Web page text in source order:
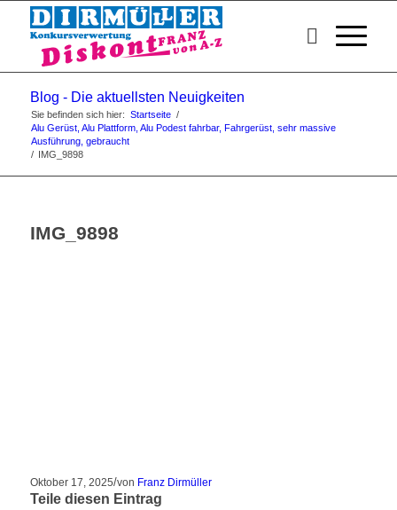
Blog - Die aktuellsten Neuigkeiten
Sie befinden sich hier: Startseite /
Alu Gerüst, Alu Plattform, Alu Podest fahrbar, Fahrgerüst, sehr massive
Ausführung, gebraucht
/ IMG_9898
IMG_9898
Oktober 17, 2025/von Franz Dirmüller
Teile diesen Eintrag